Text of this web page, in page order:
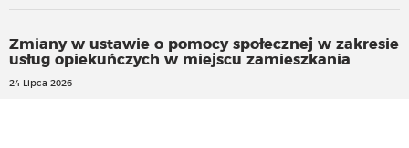
Zmiany w ustawie o pomocy społecznej w zakresie
usług opiekuńczych w miejscu zamieszkania
24 Lipca 2026